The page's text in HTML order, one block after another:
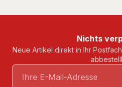
Nichts
Neue Artikel direkt in Ihr